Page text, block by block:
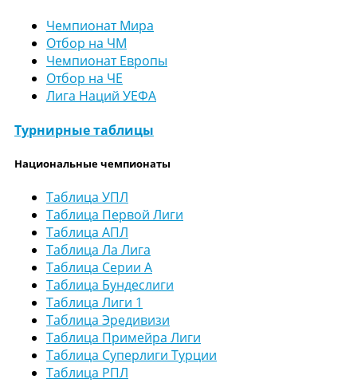
Чемпионат Мира
Отбор на ЧМ
Чемпионат Европы
Отбор на ЧЕ
Лига Наций УЕФА
Турнирные таблицы
Национальные чемпионаты
Таблица УПЛ
Таблица Первой Лиги
Таблица АПЛ
Таблица Ла Лига
Таблица Серии А
Таблица Бундеслиги
Таблица Лиги 1
Таблица Эредивизи
Таблица Примейра Лиги
Таблица Суперлиги Турции
Таблица РПЛ